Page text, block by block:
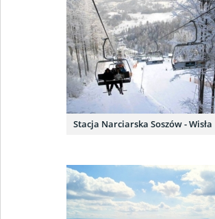
Stacja Narciarska Soszów - Wisła